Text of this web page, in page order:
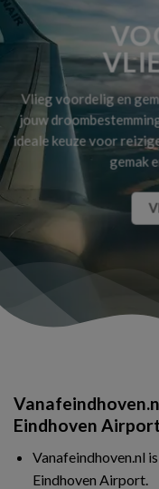
Vlieg voordelig en
jouw
ideale keuze voor
gemak
Eindhoven Airport
Vanafeindhoven.nl
Eindhoven Airport.